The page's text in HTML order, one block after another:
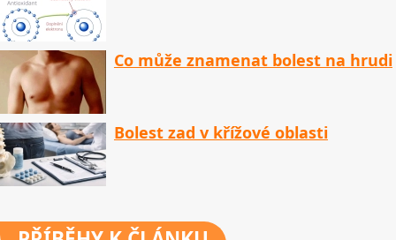
Co může znamenat bolest na hrudi
Bolest zad v křížové oblasti